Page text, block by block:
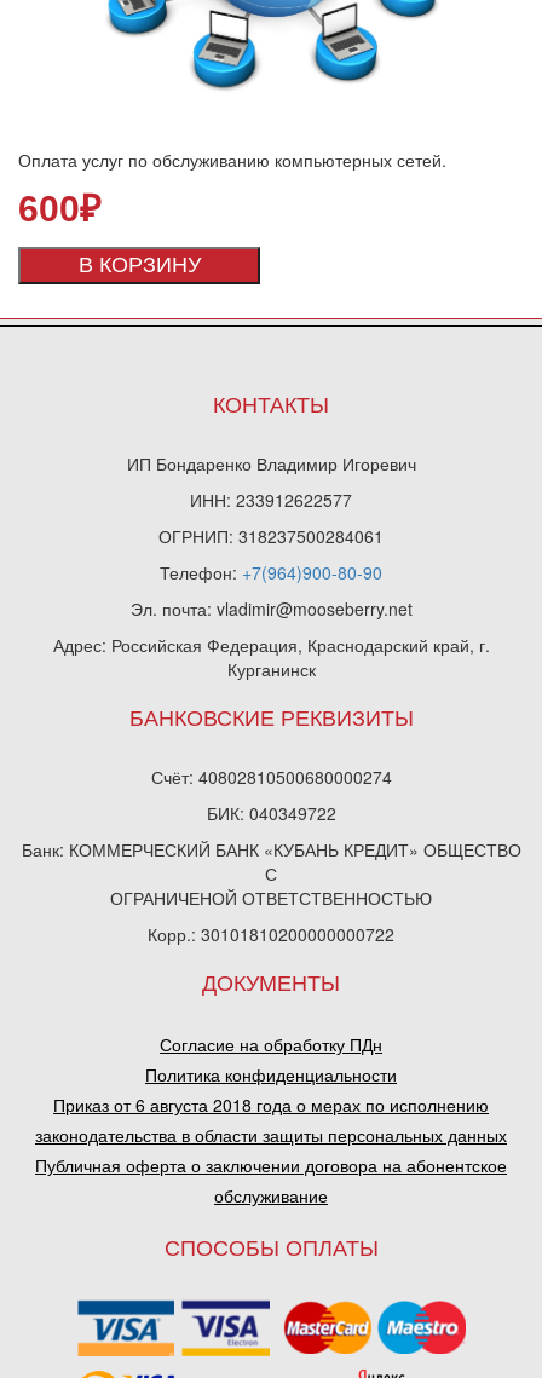
Оплата услуг по обслуживанию компьютерных сетей.
600₽
В КОРЗИНУ
КОНТАКТЫ
ИП Бондаренко Владимир Игоревич
ИНН: 233912622577
ОГРНИП: 318237500284061
Телефон: +7(964)900-80-90
Эл. почта: vladimir@mooseberry.net
Адрес: Российская Федерация, Краснодарский край, г.
Курганинск
БАНКОВСКИЕ РЕКВИЗИТЫ
Счёт: 40802810500680000274
БИК: 040349722
Банк: КОММЕРЧЕСКИЙ БАНК «КУБАНЬ КРЕДИТ» ОБЩЕСТВО
С
ОГРАНИЧЕНОЙ ОТВЕТСТВЕННОСТЬЮ
Корр.: 30101810200000000722
ДОКУМЕНТЫ
Согласие на обработку ПДн
Политика конфиденциальности
Приказ от 6 августа 2018 года о мерах по исполнению
законодательства в области защиты персональных данных
Публичная оферта о заключении договора на абонентское
обслуживание
СПОСОБЫ ОПЛАТЫ